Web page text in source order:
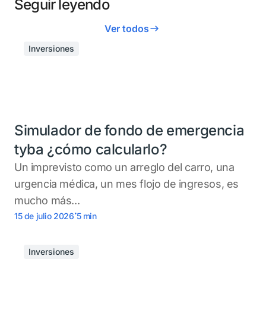
Seguir leyendo
Ver todos
Inversiones
Simulador de fondo de emergencia
tyba ¿cómo calcularlo?
Un imprevisto como un arreglo del carro, una
urgencia médica, un mes flojo de ingresos, es
mucho más...
15 de julio 2026.5 min
Inversiones